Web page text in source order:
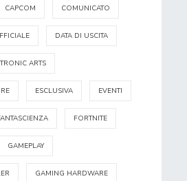
CAPCOM COMUNICATO
DATA DI USCITA
ARTS
ESCLUSIVA EVENTI
FORTNITE
GAMEPLAY
GAMING HARDWARE